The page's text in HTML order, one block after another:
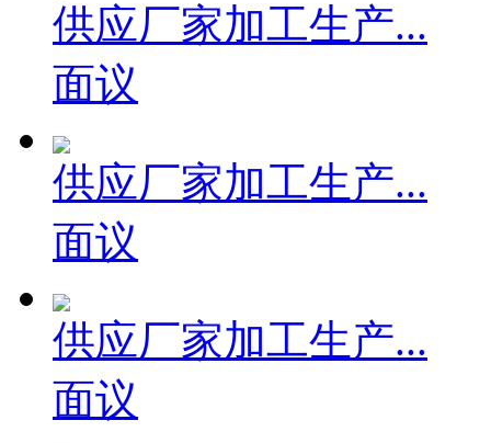
供应厂家加工生产...
面议
供应厂家加工生产...
面议
供应厂家加工生产...
面议